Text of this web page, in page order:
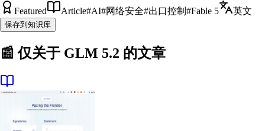
Featured Article#AI#网络安全#出口控制 #Fable 5 英文
保存到知识库
📰 仅关于 GLM 5.2 的文章